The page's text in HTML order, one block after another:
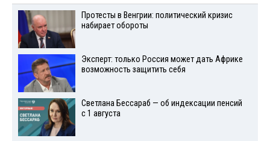
Протесты в Венгрии: политический кризис
набирает обороты
Эксперт: только Россия может дать Африке
возможность защитить себя
Светлана Бессараб — об индексации пенсий
с 1 августа